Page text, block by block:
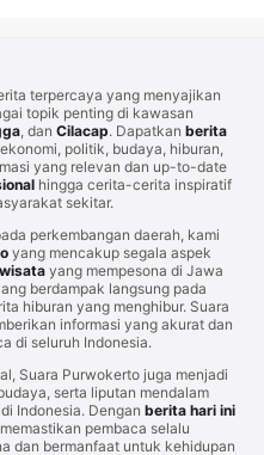
terpercaya yang menyajikan
topik penting di kawasan
, dan Cilacap. Dapatkan berita
politik, budaya, hiburan,
yang relevan dan up-to-date
hingga cerita-cerita inspiratif
sekitar.
perkembangan daerah, kami
yang mencakup segala aspek
wisata yang mempesona di Jawa
berdampak langsung pada
hiburan yang menghibur. Suara
informasi yang akurat dan
di seluruh Indonesia.
Suara Purwokerto juga menjadi
serta liputan mendalam
Indonesia. Dengan berita hari ini
pembaca selalu
dan bermanfaat untuk kehidupan